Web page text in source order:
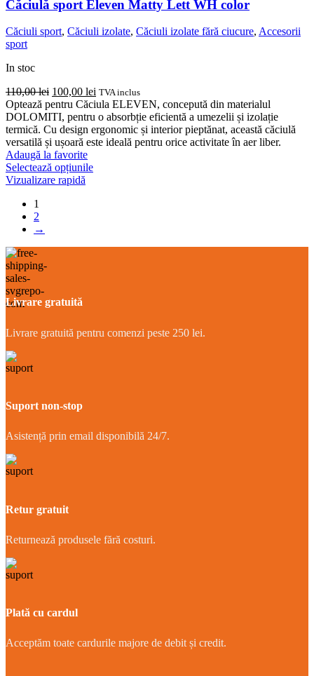
pot
fi
alese
Căciulă sport Eleven Matty Lett WH color
Căciuli sport, Căciuli izolate, Căciuli izolate fără ciucure, Accesorii
sport
In stoc
110,00lei Prețul
inițial
a
fost:
110,00 lei.
100,00 lei Prețul
curent
este:
100,00 lei.
TVA inclus
Optează pentru Căciula ELEVEN, concepută din materialul
DOLOMITI, pentru o absorbție eficientă a umezelii și izolație
termică. Cu design ergonomic și interior pieptănat, această căciulă
versatilă și ușoară este ideală pentru orice activitate în aer liber.
Adaugă la favorite
Selectează opțiunileAcest
Vizualizare rapidă
1
2
→
Livrare gratuită
Livrare gratuită pentru comenzi peste 250 lei.
Suport non-stop
Asistență prin email disponibilă 24/7.
Retur gratuit
Returnează produsele fără costuri.
Plată cu cardul
Acceptăm toate cardurile majore de debit și credit.